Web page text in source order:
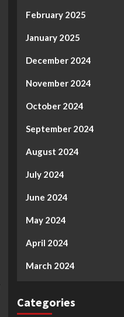
February 2025
January 2025
December 2024
November 2024
October 2024
September 2024
August 2024
July 2024
June 2024
May 2024
April 2024
March 2024
Categories